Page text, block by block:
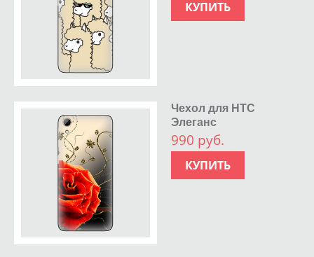
КУПИТЬ
Чехол для HTC
Элеганс
990 руб.
КУПИТЬ